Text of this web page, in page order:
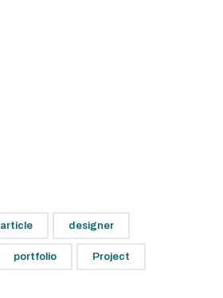
article designer
portfolio Project